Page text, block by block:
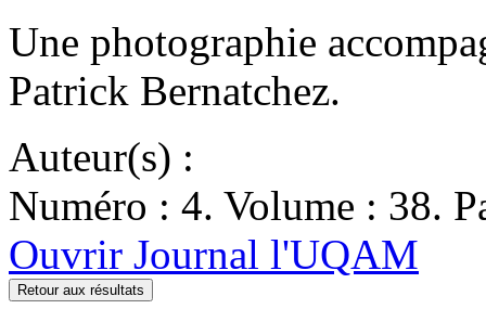
Une photographie
Patrick Bernatchez.
Auteur(s) :
Numéro : 4. Volume : 38.
Ouvrir Journal l'UQAM
Retour aux résultats